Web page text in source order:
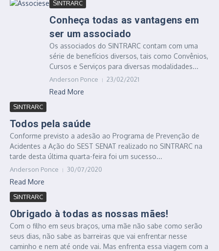
SINTRARC
Conheça todas as vantagens em
ser um associado
Os associados do SINTRARC contam com uma
série de benefícios diversos, tais como Convênios,
Cursos e Serviços para diversas modalidades...
Anderson Ponce 23/02/2021
Read More
SINTRARC
Todos pela saúde
Conforme previsto a adesão ao Programa de Prevenção de
Acidentes a Ação do SEST SENAT realizado no SINTRARC na
tarde desta última quarta-feira foi um sucesso...
Anderson Ponce 30/07/2020
Read More
SINTRARC
Obrigado à todas as nossas mães!
Com o filho em seus braços, uma mãe não sabe como serão
seus dias, não sabe as barreiras que vai enfrentar nesse
caminho e nem até onde vai. Mas enfrenta essa viagem com a